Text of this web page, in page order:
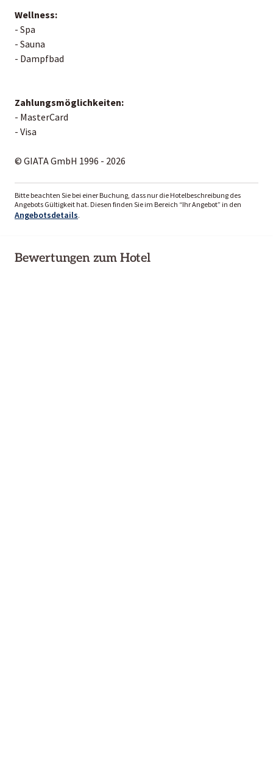
Wellness:
- Spa
- Sauna
- Dampfbad
Zahlungsmöglichkeiten:
- MasterCard
- Visa
© GIATA GmbH 1996 - 2026
Bitte beachten Sie bei einer Buchung, dass nur die Hotelbeschreibung des
Angebots Gültigkeit hat. Diesen finden Sie im Bereich “Ihr Angebot” in den
Angebotsdetails.
Bewertungen zum Hotel